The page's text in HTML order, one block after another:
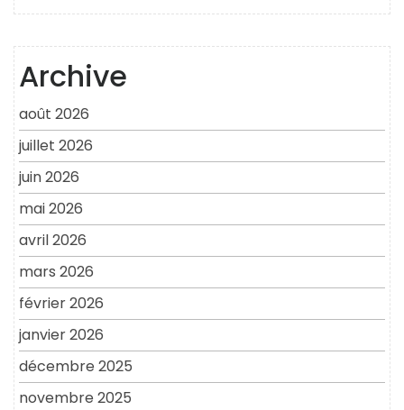
Archive
août 2026
juillet 2026
juin 2026
mai 2026
avril 2026
mars 2026
février 2026
janvier 2026
décembre 2025
novembre 2025